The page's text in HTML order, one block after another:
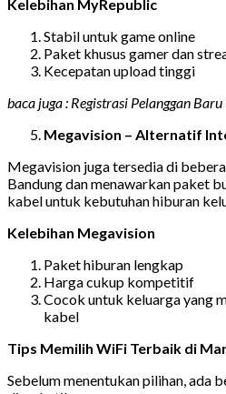
Kelebihan MyRepublic
Stabil untuk game online
Paket khusus gamer dan
Kecepatan upload tinggi
baca juga : Registrasi Pelanggan
Megavision – Alternatif
Megavision juga tersedia di
Bandung dan menawarkan paket
kabel untuk kebutuhan hiburan
Kelebihan Megavision
Paket hiburan lengkap
Harga cukup kompetitif
Cocok untuk keluarga yang
kabel
Tips Memilih WiFi Terbaik di
Sebelum menentukan pilihan, ada